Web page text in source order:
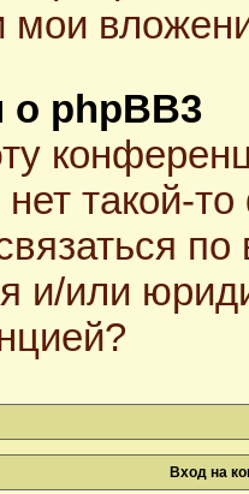
мои
phpBB3
такой-
по
и/или
Вход на